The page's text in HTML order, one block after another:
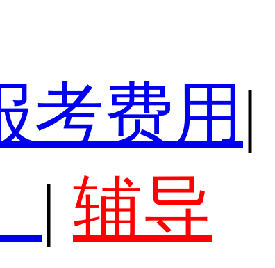
考费用 |
| 辅导